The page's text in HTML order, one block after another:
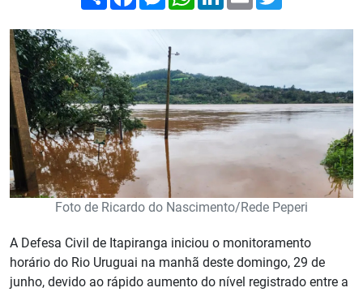
Foto de Ricardo do Nascimento/Rede Peperi
A Defesa Civil de Itapiranga iniciou o monitoramento
horário do Rio Uruguai na manhã deste domingo, 29 de
junho, devido ao rápido aumento do nível registrado entre a